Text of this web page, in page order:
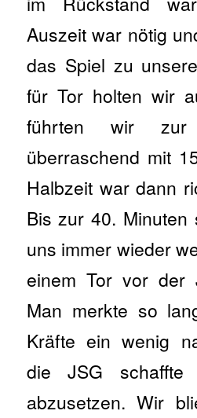
Auszeit war nötig
das Spiel zu
für Tor holten wir
führten wir zur
überraschend mit
Halbzeit war dann
Bis zur 40. Minuten
uns immer wieder
einem Tor vor der
Man merkte so
Kräfte ein wenig
die JSG
abzusetzen. Wir